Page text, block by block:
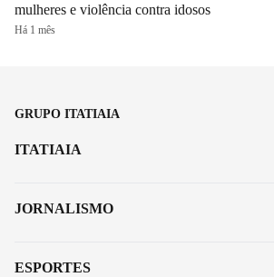
mulheres e violência contra idosos
Há 1 mês
GRUPO ITATIAIA
ITATIAIA
JORNALISMO
ESPORTES